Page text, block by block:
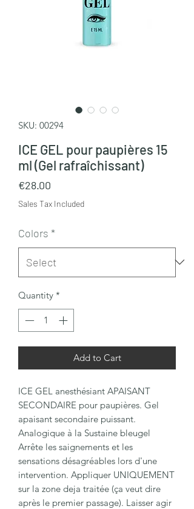
SKU: 00294
ICE GEL pour paupières 15
ml (Gel rafraîchissant)
€28.00
Sales Tax Included
Colors *
Quantity *
Add to Cart
ICE GEL anesthésiant APAISANT
SECONDAIRE pour paupières. Gel
apaisant secondaire puissant.
Analogique à la Sustaine bleugel
Arrête les saignements et les
sensations désagréables lors d'une
intervention. Appliquer UNIQUEMENT
sur la zone deja traitée (ça veut dire
après le premier passage). Laisser agir